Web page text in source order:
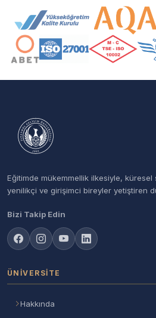
Akreditasyon ve
Eğitimde mükemmellik ilkesiyle,
yenilikçi ve girişimci bireyler yetiştiren
Bizi Takip Edin
ÜNIVERSITE
Hakkında